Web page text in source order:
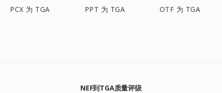
PCX 为 TGA PPT 为 TGA OTF 为 TGA
NEF到TGA质量评级